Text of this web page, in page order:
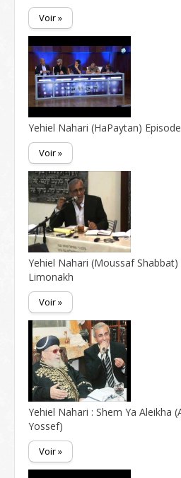
Voir »
Yehiel Nahari (HaPaytan)
Voir »
Yehiel Nahari (Moussaf
Limonakh
Voir »
Yehiel Nahari : Shem Ya Aleikha
Yossef)
Voir »